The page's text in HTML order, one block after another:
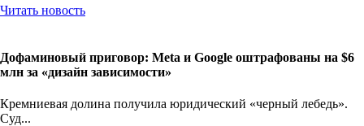
Читать новость
Дофаминовый приговор: Meta и Google оштрафованы на $6
млн за «дизайн зависимости»
Кремниевая долина получила юридический «черный лебедь».
Суд...